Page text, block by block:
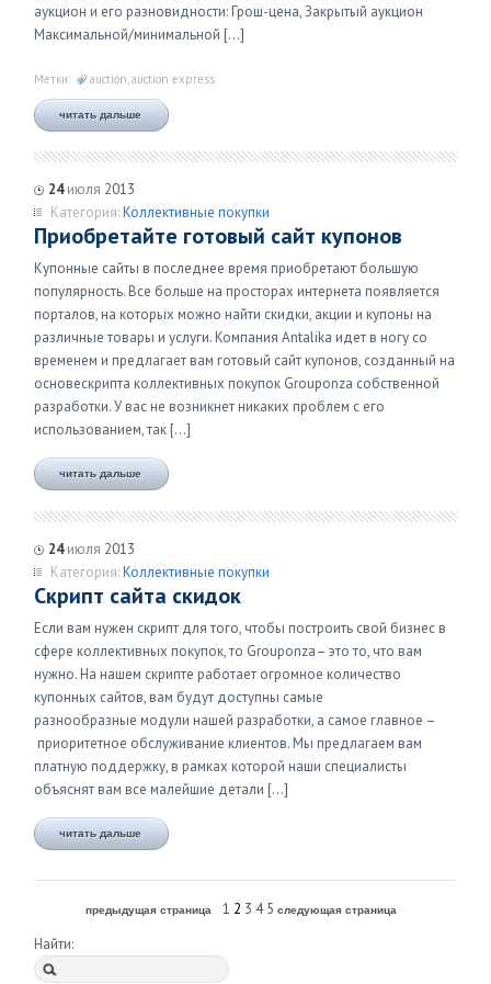
аукцион и его разновидности: Грош-цена, Закрытый аукцион
Максимальной/минимальной […]
Метки: auction ,auction express
читать дальше
24 июля 2013
Категория:Коллективные покупки
Приобретайте готовый сайт купонов
Купонные сайты в последнее время приобретают большую
популярность. Все больше на просторах интернета появляется
порталов, на которых можно найти скидки, акции и купоны на
различные товары и услуги. Компания Antalika идет в ногу со
временем и предлагает вам готовый сайт купонов, созданный на
основескрипта коллективных покупок Grouponza собственной
разработки. У вас не возникнет никаких проблем с его
использованием, так […]
читать дальше
24 июля 2013
Категория:Коллективные покупки
Скрипт сайта скидок
Если вам нужен скрипт для того, чтобы построить свой бизнес в
сфере коллективных покупок, то Grouponza– это то, что вам
нужно. На нашем скрипте работает огромное количество
купонных сайтов, вам будут доступны самые
разнообразные модули нашей разработки, а самое главное –
приоритетное обслуживание клиентов. Мы предлагаем вам
платную поддержку, в рамках которой наши специалисты
объяснят вам все малейшие детали […]
читать дальше
предыдущая страница 1 2 3 4 5 следующая страница
Найти: